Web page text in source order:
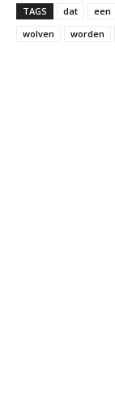
TAGS dat een
wolven
worden